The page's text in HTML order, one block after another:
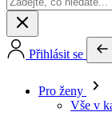
Přihlásit se
Pro ženy
Vše v